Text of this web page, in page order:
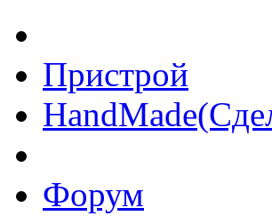
Пристрой
Форум